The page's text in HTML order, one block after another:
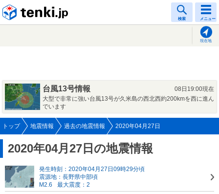
検索 メニュー
現在地
台風13号情報
08日19:00現在
大型で非常に強い台風13号が久米島の西北西約200kmを西に進ん
でいます
トップ 地震情報 過去の地震情報 2020年04月27日
2020年04月27日の地震情報
発生時刻：2020年04月27日09時29分頃
震源地：長野県中部頃
M2.6
最大震度：2